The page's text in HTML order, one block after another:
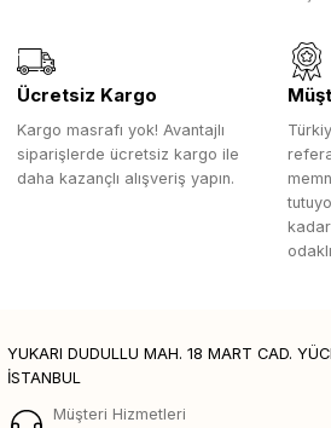
Ücretsiz Kargo
Kargo masrafı yok! Avantajlı
siparişlerde ücretsiz kargo ile
daha kazançlı alışveriş yapın.
YUKARI DUDULLU MAH. 18 MART CAD.
İSTANBUL
Müşteri Hizmetleri